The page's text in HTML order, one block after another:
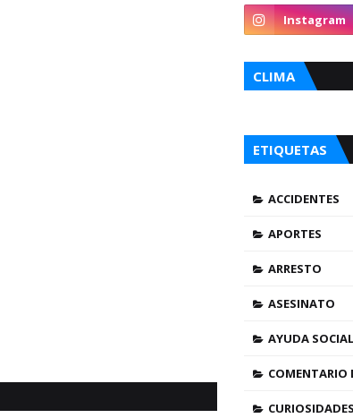
CLIMA
ETIQUETAS
ACCIDENTES
APORTES
ARRESTO
ASESINATO
AYUDA SOCIAL
COMENTARIO
CURIOSIDADES